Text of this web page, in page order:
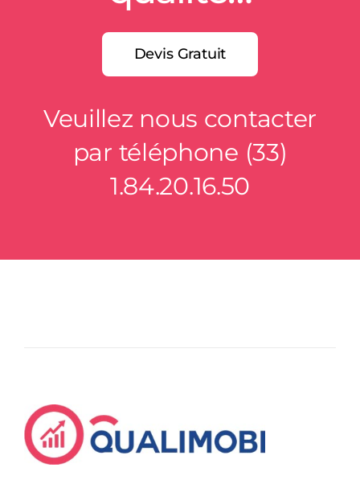
Devis Gratuit
Veuillez nous contacter
par téléphone (33)
1.84.20.16.50